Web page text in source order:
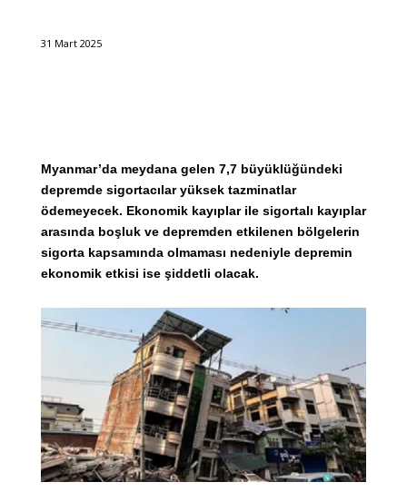
31 Mart 2025
Myanmar’da meydana gelen 7,7 büyüklüğündeki
depremde sigortacılar yüksek tazminatlar
ödemeyecek. Ekonomik kayıplar ile sigortalı kayıplar
arasında boşluk ve depremden etkilenen bölgelerin
sigorta kapsamında olmaması nedeniyle depremin
ekonomik etkisi ise şiddetli olacak.